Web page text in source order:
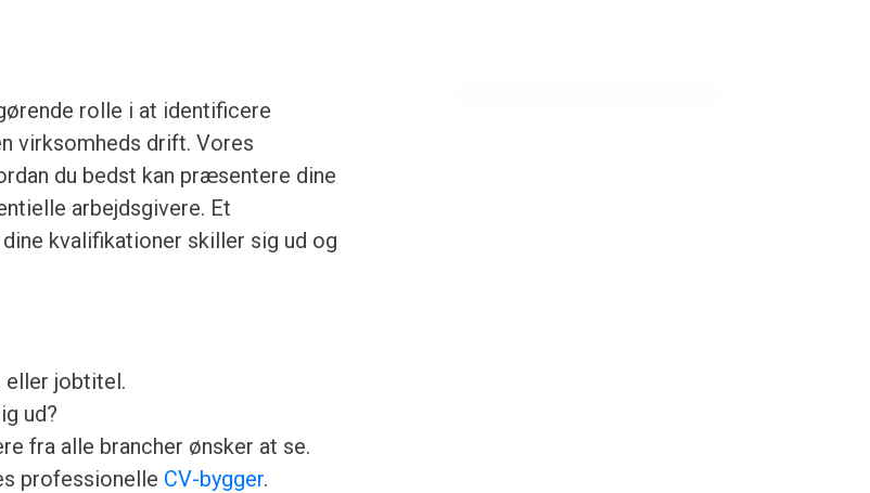
rolle i at identificere
virksomheds drift. Vores
du bedst kan præsentere dine
arbejdsgivere. Et
kvalifikationer skiller sig ud og
eller jobtitel.
ud?
fra alle brancher ønsker at se.
professionelle CV-bygger.